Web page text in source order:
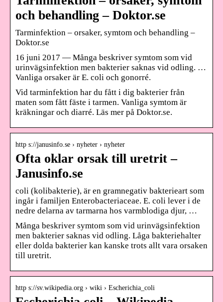
och behandling – Doktor.se
Tarminfektion – orsaker, symtom och behandling –
Doktor.se
16 juni 2017 — Många beskriver symtom som vid
urinvägsinfektion men bakterier saknas vid odling. …
Vanliga orsaker är E. coli och gonorré.
Vid tarminfektion har du fått i dig bakterier från
maten som fått fäste i tarmen. Vanliga symtom är
kräkningar och diarré. Läs mer på Doktor.se.
http s://janusinfo.se › nyheter › nyheter
Ofta oklar orsak till uretrit –
Janusinfo.se
coli (kolibakterie), är en gramnegativ bakterieart som
ingår i familjen Enterobacteriaceae. E. coli lever i de
nedre delarna av tarmarna hos varmblodiga djur, …
Många beskriver symtom som vid urinvägsinfektion
men bakterier saknas vid odling. Låga bakteriehalter
eller dolda bakterier kan kanske trots allt vara orsaken
till uretrit.
http s://sv.wikipedia.org › wiki › Escherichia_coli